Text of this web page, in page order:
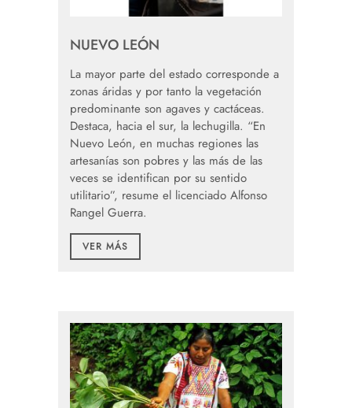
NUEVO LEÓN
La mayor parte del estado corresponde a
zonas áridas y por tanto la vegetación
predominante son agaves y cactáceas.
Destaca, hacia el sur, la lechugilla. “En
Nuevo León, en muchas regiones las
artesanías son pobres y las más de las
veces se identifican por su sentido
utilitario”, resume el licenciado Alfonso
Rangel Guerra.
VER MÁS